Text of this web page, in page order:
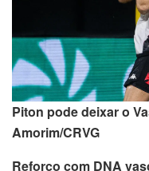
Piton pode deixar o
Amorim/CRVG
Reforço com DNA